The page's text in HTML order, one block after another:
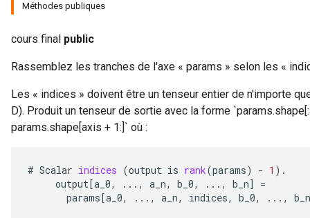
Méthodes publiques
cours final public
Rassemblez les tranches de l'axe « params » selon les «
Les « indices » doivent être un tenseur entier de n'importe
D). Produit un tenseur de sortie avec la forme
params.shape[axis + 1:]` où :
# Scalar indices (output is rank(params) - 1 ).
output[a_0, ..., a_n, b_0, ..., b_n]
=
params[a_0, ..., a_n, indices, b_0, ..., b_n